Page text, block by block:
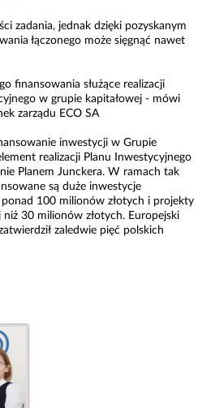
zadania, jednak dzięki pozyskanym
łączonego może sięgnąć nawet
finansowania służące realizacji
w grupie kapitałowej - mówi
zarządu ECO SA
inwestycji w Grupie
realizacji Planu Inwestycyjnego
Planem Junckera. W ramach tak
są duże inwestycje
100 milionów złotych i projekty
30 milionów złotych. Europejski
zaledwie pięć polskich